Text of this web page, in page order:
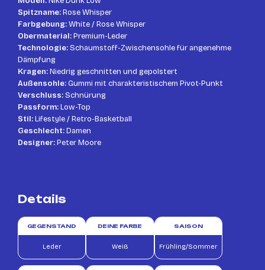
Spitzname:Rose Whisper
Farbgebung:White / Rose Whisper
Obermaterial:Premium-Leder
Technologie:Schaumstoff-Zwischensohle für angenehme
Dämpfung
Kragen:Niedrig geschnitten und gepolstert
Außensohle:Gummi mit charakteristischem Pivot-Punkt
Verschluss:Schnürung
Passform:Low-Top
Stil:Lifestyle / Retro-Basketball
Geschlecht:Damen
Designer:Peter Moore
Details
GEGENSTAND
Leder
DEINE FARBE
Weiß
SAISON
Frühling/Sommer